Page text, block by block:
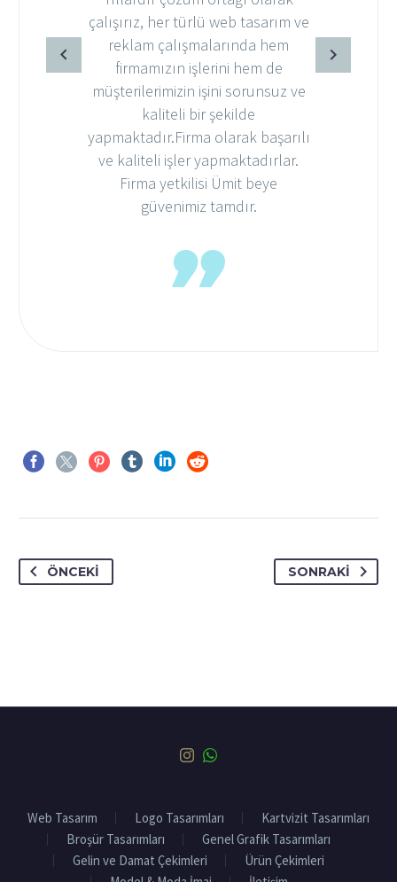
çalışırız, her türlü web tasarım ve
reklam çalışmalarında hem
firmamızın işlerini hem de
müşterilerimizin işini sorunsuz ve
kaliteli bir şekilde
yapmaktadır.Firma olarak başarılı
ve kaliteli işler yapmaktadırlar.
Firma yetkilisi Ümit beye
güvenimiz tamdır.
ÖNCEKI SONRAKI
Web Tasarım Logo Tasarımları
Kartvizit Tasarımları
Broşür Tasarımları
Genel Grafik Tasarımları
Gelin ve Damat Çekimleri
Ürün Çekimleri